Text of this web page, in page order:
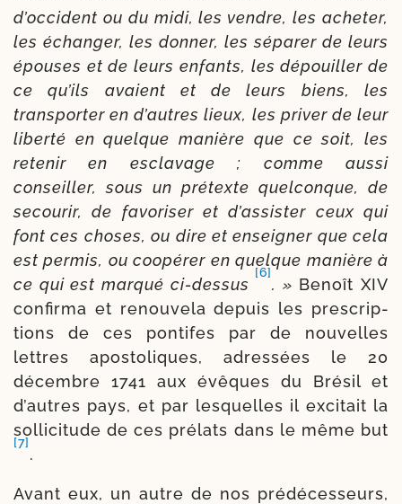
d’occident ou du midi, les vendre, les ache­ter,
les échan­ger, les don­ner, les sépa­rer de leurs
épouses et de leurs enfants, les dépouiller de
ce qu’ils avaient et de leurs biens, les
transpor­ter en d’autres lieux, les pri­ver de leur
liber­té en quelque manière que ce soit, les
rete­nir en escla­vage ; comme aus­si
conseiller, sous un pré­texte quelcon­que, de
secou­rir, de favo­ri­ser et d’assister ceux qui
font ces choses, ou dire et ensei­gner que cela
est per­mis, ou coopé­rer en quelque manière à
ce qui est mar­qué ci-​dessus
[6]
. » Benoît XIV
confir­ma et renou­ve­la depuis les pres­crip­
tions de ces pon­tifes par de nou­velles
lettres apos­to­liques, adres­sées le 20
décembre 1741 aux évêques du Brésil et
d’autres pays, et par les­quelles il exci­tait la
sol­li­ci­tude de ces pré­lats dans le même but
[7]
.
Avant eux, un autre de nos prédéces­seurs,